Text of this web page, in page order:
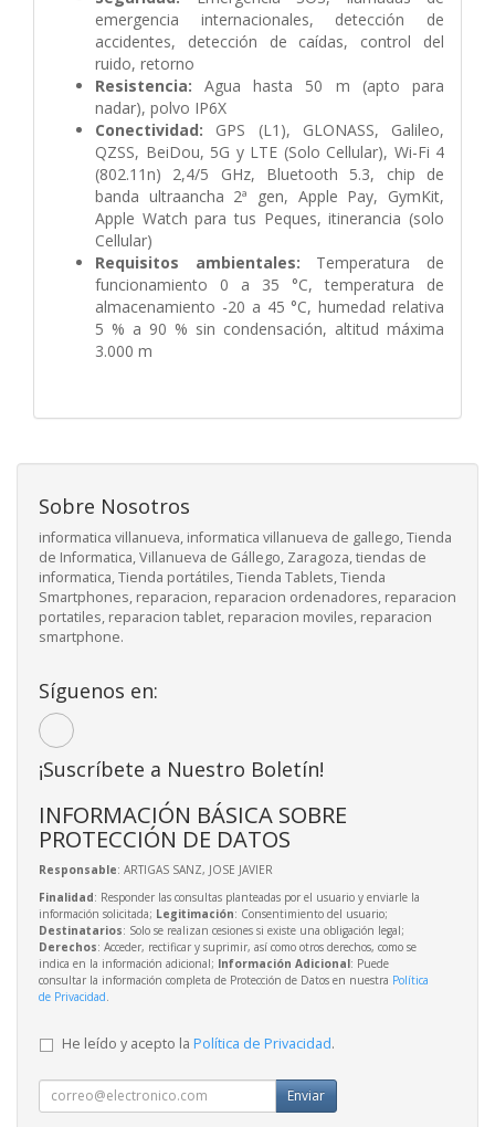
emergencia internacionales, detección de
accidentes, detección de caídas, control del
ruido, retorno
Resistencia: Agua hasta 50 m (apto para
nadar), polvo IP6X
Conectividad: GPS (L1), GLONASS, Galileo,
QZSS, BeiDou, 5G y LTE (Solo Cellular), Wi-Fi 4
(802.11n) 2,4/5 GHz, Bluetooth 5.3, chip de
banda ultraancha 2ª gen, Apple Pay, GymKit,
Apple Watch para tus Peques, itinerancia (solo
Cellular)
Requisitos ambientales: Temperatura de
funcionamiento 0 a 35 °C, temperatura de
almacenamiento -20 a 45 °C, humedad relativa
5 % a 90 % sin condensación, altitud máxima
3.000 m
Sobre Nosotros
informatica villanueva, informatica villanueva de gallego, Tienda
de Informatica, Villanueva de Gállego, Zaragoza, tiendas de
informatica, Tienda portátiles, Tienda Tablets, Tienda
Smartphones, reparacion, reparacion ordenadores, reparacion
portatiles, reparacion tablet, reparacion moviles, reparacion
smartphone.
Síguenos en:
¡Suscríbete a Nuestro Boletín!
INFORMACIÓN BÁSICA SOBRE
PROTECCIÓN DE DATOS
Responsable: ARTIGAS SANZ, JOSE JAVIER
Finalidad: Responder las consultas planteadas por el usuario y enviarle la
información solicitada; Legitimación: Consentimiento del usuario;
Destinatarios: Solo se realizan cesiones si existe una obligación legal;
Derechos: Acceder, rectificar y suprimir, así como otros derechos, como se
indica en la información adicional; Información Adicional: Puede
consultar la información completa de Protección de Datos en nuestra Política
de Privacidad
He leído y acepto la Política de Privacidad.
Enviar